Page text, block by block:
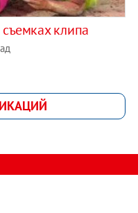
клипа